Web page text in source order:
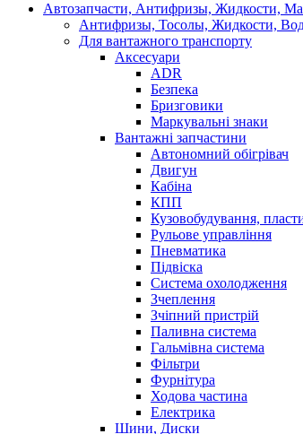
Автозапчасти, Антифризы, Жидкости,
Антифризы, Тосолы, Жидкости,
Для вантажного транспорту
Аксесуари
ADR
Безпека
Бризговики
Маркувальні знаки
Вантажні запчастини
Автономний обігрівач
Двигун
Кабіна
КПП
Кузовобудування,
Рульове управління
Пневматика
Підвіска
Система охолодження
Зчеплення
Зчіпний пристрій
Паливна система
Гальмівна система
Фільтри
Фурнітура
Ходова частина
Електрика
Шини, Диски